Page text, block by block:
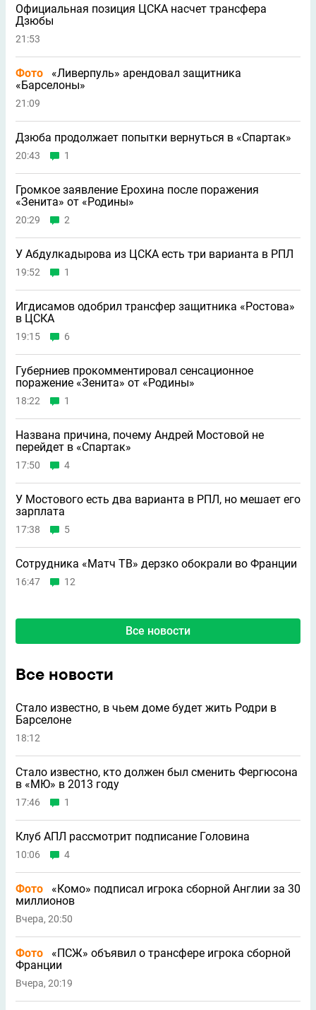
Официальная позиция ЦСКА насчет трансфера
Дзюбы
21:53
Фото
«Ливерпуль» арендовал защитника
«Барселоны»
21:09
Дзюба продолжает попытки вернуться в «Спартак»
20:43 1
Громкое заявление Ерохина после поражения
«Зенита» от «Родины»
20:29 2
У Абдулкадырова из ЦСКА есть три варианта в РПЛ
19:52 1
Игдисамов одобрил трансфер защитника «Ростова»
в ЦСКА
19:15 6
Губерниев прокомментировал сенсационное
поражение «Зенита» от «Родины»
18:22 1
Названа причина, почему Андрей Мостовой не
перейдет в «Спартак»
17:50 4
У Мостового есть два варианта в РПЛ, но мешает его
зарплата
17:38 5
Сотрудника «Матч ТВ» дерзко обокрали во Франции
16:47 12
Все новости
Все новости
Стало известно, в чьем доме будет жить Родри в
Барселоне
18:12
Стало известно, кто должен был сменить Фергюсона
в «МЮ» в 2013 году
17:46 1
Клуб АПЛ рассмотрит подписание Головина
10:06 4
Фото
«Комо» подписал игрока сборной Англии за 30
миллионов
Вчера, 20:50
Фото
«ПСЖ» объявил о трансфере игрока сборной
Франции
Вчера, 20:19